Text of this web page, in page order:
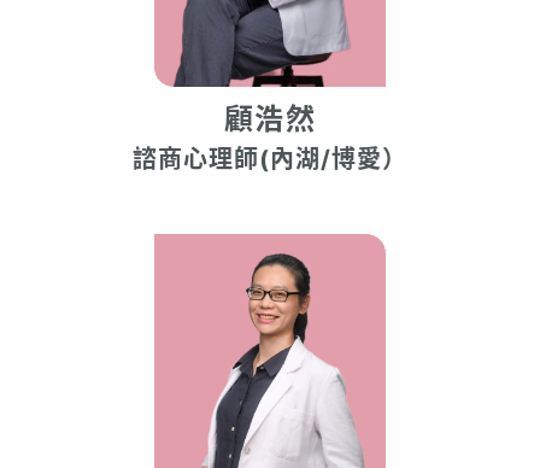
顧浩然
諮商心理師(內湖/博愛）